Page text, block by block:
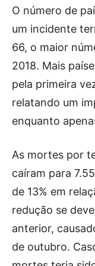
O número de
um incidente
66, o maior
2018. Mais
pela primeira
relatando um
enquanto
As mortes por
caíram para
de 13% em
redução se
anterior,
de outubro.